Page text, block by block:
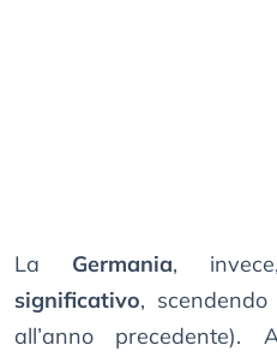
La Germania,
significativo,
all’anno